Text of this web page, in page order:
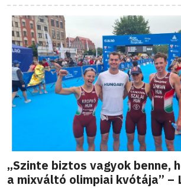
„Szinte biztos vagyok benne,
a mixváltó olimpiai kvótája” –